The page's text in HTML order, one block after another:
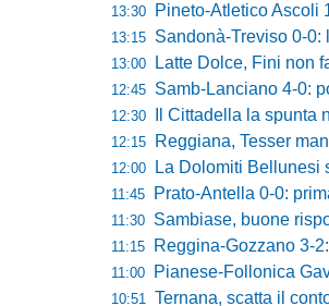
13:30 Pineto-Atletico Ascoli 1-1:
13:15 Sandonà-Treviso 0-0: la pre-
13:00 Latte Dolce, Fini non fa drammi dopo il
12:45 Samb-Lanciano 4-0: poker rossoblù
12:30 Il Cittadella la spunta
12:15 Reggiana, Tesser manda un
12:00 La Dolomiti Bellunesi
11:45 Prato-Antella 0-0: prima
11:30 Sambiase, buone risposte
11:15 Reggina-Gozzano 3-2: cinque gol
11:00 Pianese-Follonica Gavorrano
10:51 Ternana, scatta il conto alla